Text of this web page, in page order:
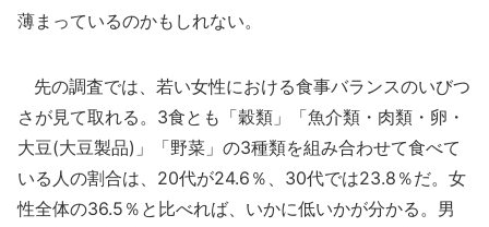
薄まっているのかもしれない。
先の調査では、若い女性における食事バランスのいびつ
さが見て取れる。3食とも「穀類」「魚介類・肉類・卵・
大豆(大豆製品)」「野菜」の3種類を組み合わせて食べて
いる人の割合は、20代が24.6％、30代では23.8％だ。女
性全体の36.5％と比べれば、いかに低いかが分かる。男